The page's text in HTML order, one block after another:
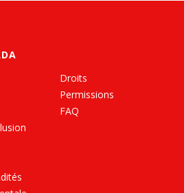
Droits
Permissions
FAQ